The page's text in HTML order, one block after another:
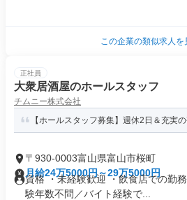
この企業の類似求人を
正社員
大衆居酒屋のホールスタッフ
チムニー株式会社
【ホールスタッフ募集】週休2日＆充実の
〒930-0003富山県富山市桜町
月給24万5000円～29万5000円
資格 ・未経験歓迎 ・飲食店での勤
験年数不問／バイト経験で...